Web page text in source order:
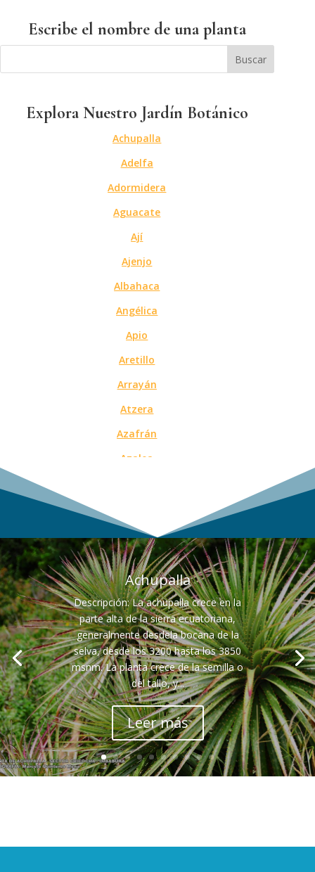
Escribe el nombre de una planta
Explora Nuestro Jardín Botánico
Achupalla
Adelfa
Adormidera
Aguacate
Ají
Ajenjo
Albahaca
Angélica
Apio
Aretillo
Arrayán
Atzera
Azafrán
Azalea
Boca de pescado
Boca de sapo
Bambú
Bugambilia
Caballo chupa
Cactus San Pedro
Cabuya Blanca
Cabuya Negra
Café
Cala
Calaguala
Caléndula
Achupalla
Descripción: La achupalla crece en la
parte alta de la sierra ecuatoriana,
generalmente desdela bocana de la
selva, desde los 3200 hasta los 3850
msnm. La planta crece de la semilla o
del tallo, y...
Leer más